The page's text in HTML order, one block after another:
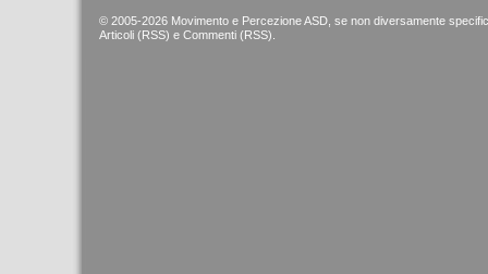
© 2005-2026 Movimento e Percezione ASD, se non diversamente
Articoli (RSS) e Commenti (RSS)